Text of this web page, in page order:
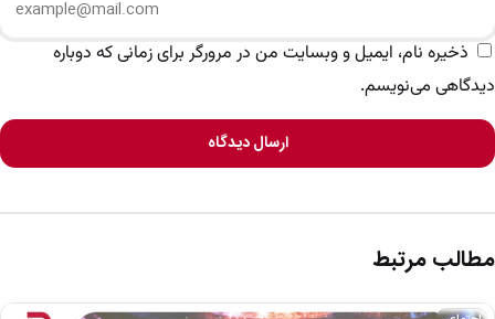
ذخیره نام، ایمیل و وبسایت من در مرورگر برای زمانی که دوباره
دیدگاهی می‌نویسم.
ارسال دیدگاه
مطالب مرتبط